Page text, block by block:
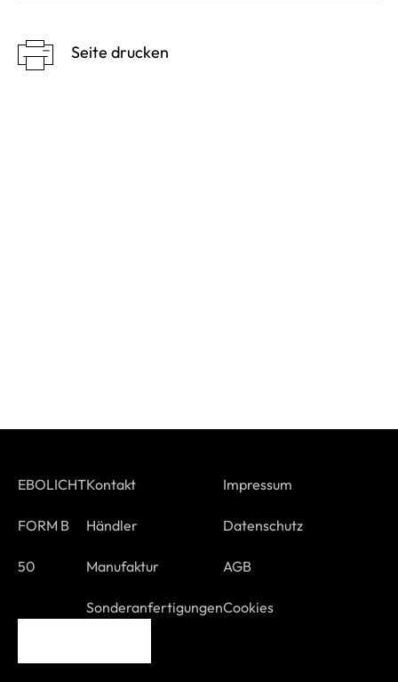
Seite drucken
EBOLICHT
FORM B
50
Kontakt
Händler
Manufaktur
Sonderanfertigungen
Impressum
Datenschutz
AGB
Cookies